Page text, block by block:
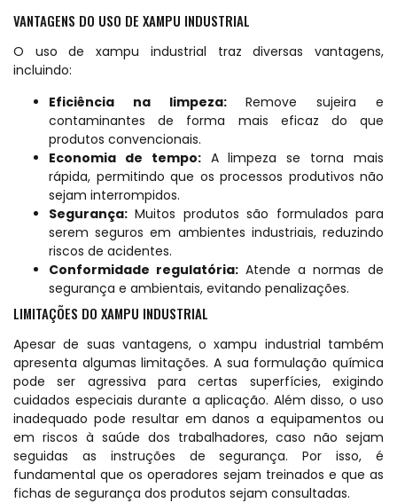
VANTAGENS DO USO DE XAMPU INDUSTRIAL
O uso de xampu industrial traz diversas vantagens,
incluindo:
Eficiência na limpeza:Remove sujeira e
contaminantes de forma mais eficaz do que
produtos convencionais.
Economia de tempo:A limpeza se torna mais
rápida, permitindo que os processos produtivos não
sejam interrompidos.
Segurança: Muitos produtos são formulados para
serem seguros em ambientes industriais, reduzindo
riscos de acidentes.
Conformidade regulatória: Atende a normas de
segurança e ambientais, evitando penalizações.
LIMITAÇÕES DO XAMPU INDUSTRIAL
Apesar de suas vantagens, o xampu industrial também
apresenta algumas limitações. A sua formulação química
pode ser agressiva para certas superfícies, exigindo
cuidados especiais durante a aplicação. Além disso, o uso
inadequado pode resultar em danos a equipamentos ou
em riscos à saúde dos trabalhadores, caso não sejam
seguidas as instruções de segurança. Por isso, é
fundamental que os operadores sejam treinados e que as
fichas de segurança dos produtos sejam consultadas.